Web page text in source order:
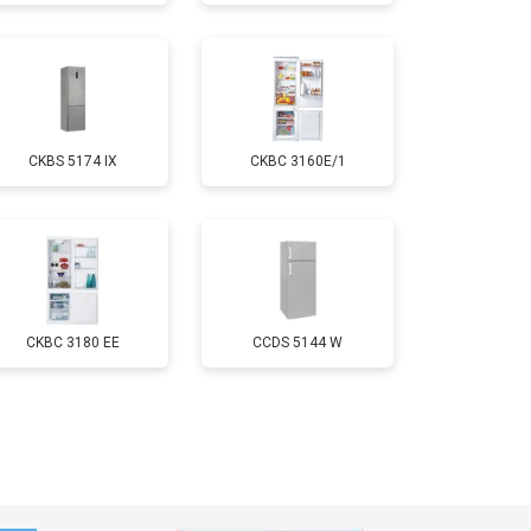
Заказать
Заказать
1700 ₽ Заказать
4750 ₽ Заказать
3650 ₽
CKBS 5174 IX CKBC 3160E/1
CKBC 3180 EE CCDS 5144 W